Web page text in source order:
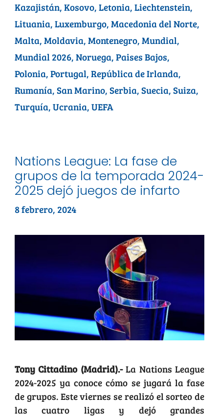
Kazajistán, Kosovo, Letonia, Liechtenstein,
Lituania, Luxemburgo, Macedonia del Norte,
Malta, Moldavia, Montenegro, Mundial,
Mundial 2026, Noruega, Paises Bajos,
Polonia, Portugal, República de Irlanda,
Rumanía, San Marino, Serbia, Suecia, Suiza,
Turquía, Ucrania, UEFA
Nations League: La fase de
grupos de la temporada 2024-
2025 dejó juegos de infarto
8 febrero, 2024
Tony Cittadino (Madrid).-La Nations League
2024-2025 ya conoce cómo se jugará la fase
de grupos. Este viernes se realizó el sorteo de
las cuatro ligas y dejó grandes